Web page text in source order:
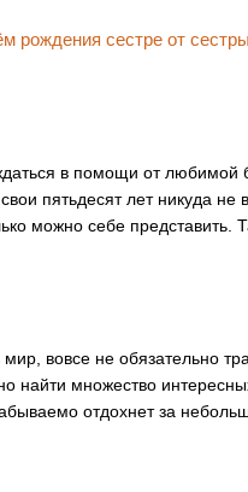
в помощи от
пятьдесят лет никуда
можно себе представить.
вовсе не обязательно
найти множество
отдохнет за